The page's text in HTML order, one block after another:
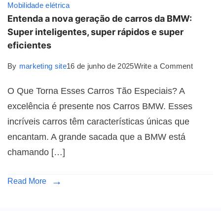
Mobilidade elétrica
Entenda a nova geração de carros da BMW:
Super inteligentes, super rápidos e super
eficientes
By marketing site16 de junho de 2025Write a Comment
O Que Torna Esses Carros Tão Especiais? A
excelência é presente nos Carros BMW. Esses
incríveis carros têm características únicas que
encantam. A grande sacada que a BMW está
chamando […]
Read More